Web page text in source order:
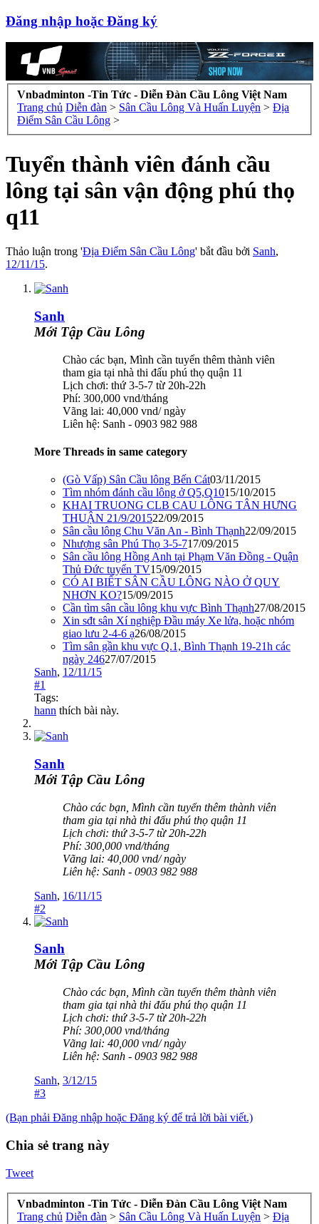
Đăng nhập hoặc Đăng ký
Vnbadminton -Tin Tức - Diễn Đàn Cầu Lông Việt Nam
Trang chủ Diễn đàn > Sân Cầu Lông Và Huấn Luyện > Địa
Điểm Sân Cầu Lông >
Tuyển thành viên đánh cầu
lông tại sân vận động phú thọ
q11
Thảo luận trong 'Địa Điểm Sân Cầu Lông' bắt đầu bởi Sanh,
12/11/15.
Sanh
Mới Tập Cầu Lông
Chào các bạn, Mình cần tuyển thêm thành viên
tham gia tại nhà thi đấu phú thọ quận 11
Lịch chơi: thứ 3-5-7 từ 20h-22h
Phí: 300,000 vnd/tháng
Vãng lai: 40,000 vnd/ ngày
Liên hệ: Sanh - 0903 982 988
More Threads in same category
(Gò Vấp) Sân Cầu lông Bến Cát03/11/2015
Tìm nhóm đánh cầu lông ở Q5,Q1015/10/2015
KHAI TRUONG CLB CAU LÔNG TÂN HƯNG
THUẬN 21/9/201522/09/2015
Sân cầu lông Chu Văn An - Bình Thạnh22/09/2015
Nhượng sân Phú Thọ 3-5-717/09/2015
Sân cầu lông Hồng Anh tại Phạm Văn Đồng - Quận
Thủ Đức tuyển TV15/09/2015
CÓ AI BIẾT SÂN CẦU LÔNG NÀO Ở QUY
NHƠN KO?15/09/2015
Cần tìm sân cầu lông khu vực Bình Thạnh27/08/2015
Xin sđt sân Xí nghiệp Đầu máy Xe lửa, hoặc nhóm
giao lưu 2-4-6 ạ26/08/2015
Tìm sân gần khu vực Q.1, Bình Thạnh 19-21h các
ngày 24627/07/2015
Sanh, 12/11/15
#1
Tags:
hann thích bài này.
Sanh
Mới Tập Cầu Lông
Chào các bạn, Mình cần tuyển thêm thành viên
tham gia tại nhà thi đấu phú thọ quận 11
Lịch chơi: thứ 3-5-7 từ 20h-22h
Phí: 300,000 vnd/tháng
Vãng lai: 40,000 vnd/ ngày
Liên hệ: Sanh - 0903 982 988
Sanh, 16/11/15
#2
Sanh
Mới Tập Cầu Lông
Chào các bạn, Mình cần tuyển thêm thành viên
tham gia tại nhà thi đấu phú thọ quận 11
Lịch chơi: thứ 3-5-7 từ 20h-22h
Phí: 300,000 vnd/tháng
Vãng lai: 40,000 vnd/ ngày
Liên hệ: Sanh - 0903 982 988
Sanh, 3/12/15
#3
(Bạn phải Đăng nhập hoặc Đăng ký để trả lời bài viết.)
Chia sẻ trang này
Tweet
Vnbadminton -Tin Tức - Diễn Đàn Cầu Lông Việt Nam
Trang chủ Diễn đàn > Sân Cầu Lông Và Huấn Luyện > Địa